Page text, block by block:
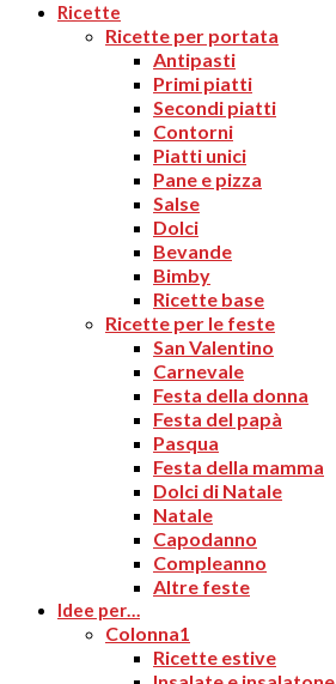
Ricette
Ricette per portata
Antipasti
Primi piatti
Secondi piatti
Contorni
Piatti unici
Pane e pizza
Salse
Dolci
Bevande
Bimby
Ricette base
Ricette per le feste
San Valentino
Carnevale
Festa della donna
Festa del papà
Pasqua
Festa della mamma
Dolci di Natale
Natale
Capodanno
Compleanno
Altre feste
Idee per…
Colonna1
Ricette estive